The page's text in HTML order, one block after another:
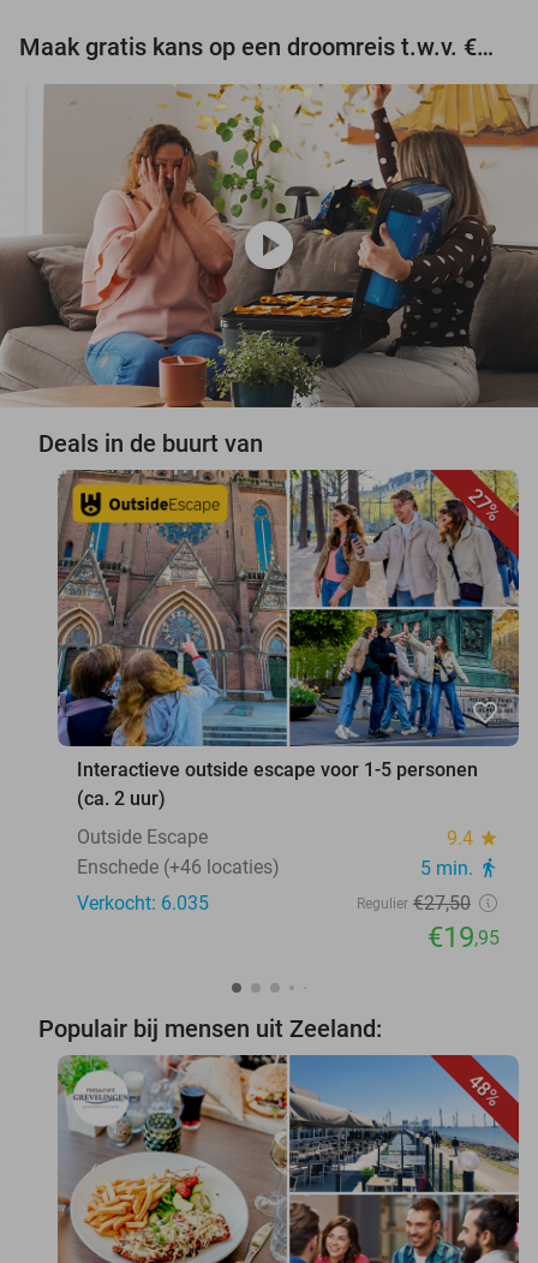
Maak gratis kans op een droomreis t.w.v. €3.000!
play_circle
Deals in de buurt van
27%
favorite_border
Interactieve outside escape voor 1-5 personen
(ca. 2 uur)
Outside Escape
9.4 star
Enschede (+46 locaties) 5 min. directions_walk
Verkocht: 6.035 Regulier €27,50
€19,95
Populair bij mensen uit Zeeland:
48%